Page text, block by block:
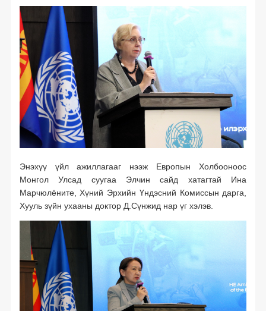
Аудитын тайлан
Хувийн нууцын тухай
Төрөөс хэвлэл мэдээлэлд үүрэг хариуцлага болгосон нь
Садар самуун
Хэвлэл мэдээллэл олон нийтийн харилцаа
Хэвлэл мэдээлэл ба олон нийтийн ашиг сонирхол
Хэвлэл мэдээлэл, сонгууль
Өргөн нэвтрүүлэг
Зохиогчийн эрх
Бусад
тогтоомж (2018 он)
Мэдээлэх, мэдээлэл авах эрхийг баталгаажуулсан дотоодын хууль
тогтоомж (2017 он)
Төсөвтэй холбоотой хуулиудад мэдээлэх, мэдээлэл авах эрхийг
баталгаажуулсан зохицуулалт
Цахим эрх, эрх чөлөө
Энэхүү үйл ажиллагааг нээж Европын Холбооноос
Монгол Улсад суугаа Элчин сайд хатагтай Ина
Марчюлёните, Хүний Эрхийн Үндэсний Комиссын дарга,
Хууль зүйн ухааны доктор Д.Сүнжид нар үг хэлэв.